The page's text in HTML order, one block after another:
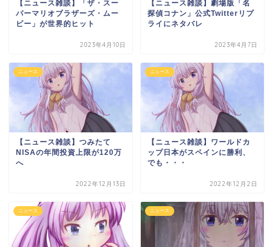
【ニュース雑談】「ザ・スー
パーマリオブラザーズ・ムー
ビー」が世界的ヒット
2023年4月10日
【ニュース雑談】劇場版「名
探偵コナン」公式Twitterリプ
ライにネタバレ
2023年4月7日
ニュース
【ニュース雑談】つみたて
NISAの年間投資上限が120万
へ
2022年12月13日
ニュース
【ニュース雑談】ワールドカ
ップ日本がスペインに勝利、
でも・・・
2022年12月2日
ニュース ニュース